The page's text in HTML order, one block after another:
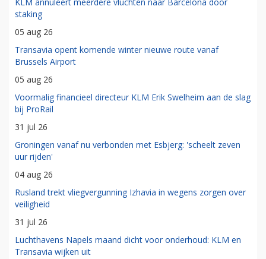
staking
05 aug 26
Transavia opent komende winter nieuwe route vanaf
Brussels Airport
05 aug 26
Voormalig financieel directeur KLM Erik Swelheim aan de slag
bij ProRail
31 jul 26
Groningen vanaf nu verbonden met Esbjerg: 'scheelt zeven
uur rijden'
04 aug 26
Rusland trekt vliegvergunning Izhavia in wegens zorgen over
veiligheid
31 jul 26
Luchthavens Napels maand dicht voor onderhoud: KLM en
Transavia wijken uit